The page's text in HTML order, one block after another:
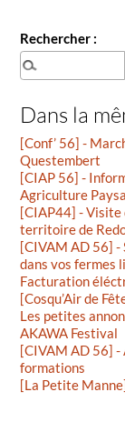
Rechercher :
Dans la
[Conf’ 56] -
Questembert
[CIAP 56] -
Agriculture
[CIAP44] - Visite
territoire de
[CIVAM AD 56] -
dans vos fermes
Facturation
[Cosqu’Air de
Les petites
AKAWA Festival
[CIVAM AD 56] -
formations
[La Petite